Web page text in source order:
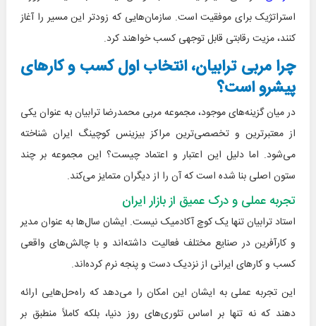
استراتژیک برای موفقیت است. سازمان‌هایی که زودتر این مسیر را آغاز
کنند، مزیت رقابتی قابل توجهی کسب خواهند کرد.
چرا مربی ترابیان، انتخاب اول کسب و کارهای
پیشرو است؟
در میان گزینه‌های موجود، مجموعه مربی محمدرضا ترابیان به عنوان یکی
از معتبرترین و تخصصی‌ترین مراکز بیزینس کوچینگ ایران شناخته
می‌شود. اما دلیل این اعتبار و اعتماد چیست؟ این مجموعه بر چند
ستون اصلی بنا شده است که آن را از دیگران متمایز می‌کند.
تجربه عملی و درک عمیق از بازار ایران
استاد ترابیان تنها یک کوچ آکادمیک نیست. ایشان سال‌ها به عنوان مدیر
و کارآفرین در صنایع مختلف فعالیت داشته‌اند و با چالش‌های واقعی
کسب و کارهای ایرانی از نزدیک دست و پنجه نرم کرده‌اند.
این تجربه عملی به ایشان این امکان را می‌دهد که راه‌حل‌هایی ارائه
دهند که نه تنها بر اساس تئوری‌های روز دنیا، بلکه کاملاً منطبق بر